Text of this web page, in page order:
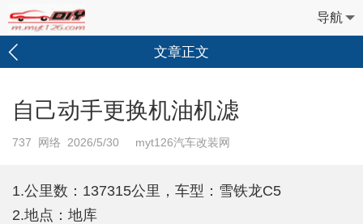
导航
文章正文
自己动手更换机油机滤
737 网络 2026/5/30 myt126汽车改装网
1.公里数：137315公里，车型：雪铁龙C5
2.地点：地库